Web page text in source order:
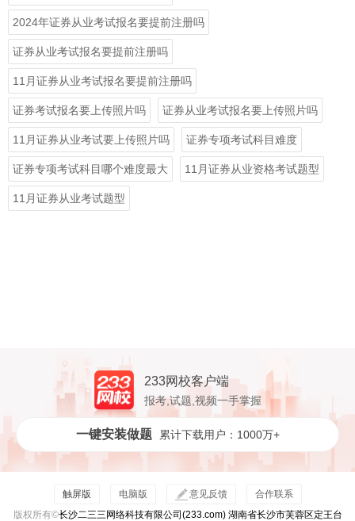
2024年证券从业考试报名要提前注册吗
证券从业考试报名要提前注册吗
11月证券从业考试报名要提前注册吗
证券考试报名要上传照片吗 证券从业考试报名要上传照片吗
11月证券从业考试要上传照片吗 证券专项考试科目难度
证券专项考试科目哪个难度最大 11月证券从业资格考试题型
11月证券从业考试题型
233网校客户端
报考,试题,视频一手掌握
一键安装做题 累计下载用户：1000万+
触屏版 电脑版 意见反馈
合作联系
版权所有©长沙二三三网络科技有限公司(233.com) 湖南省长沙市芙蓉区定王台